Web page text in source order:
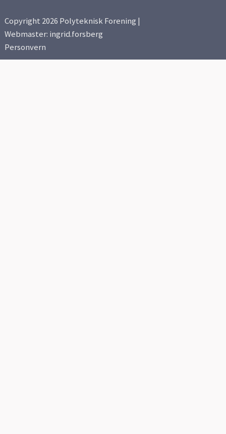
Copyright 2026 Polyteknisk Forening |
Webmaster: ingrid.forsberg
Personvern